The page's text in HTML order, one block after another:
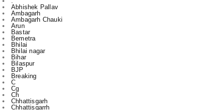
Bastar
Bemetra
Bhilai
Bhilai nagar
Bihar
Bilaspur
BJP
Breaking
C
Cg
Ch
Chhattisgarh
Chhattisgarrh
Congress
Cr
Crime
Delhi